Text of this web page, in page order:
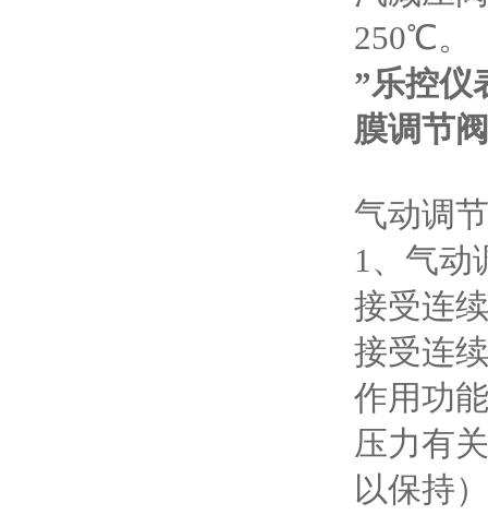
250℃。
”乐控仪
膜调节
气动调
1、气动
接受连
接受连
作用功
压力有
以保持